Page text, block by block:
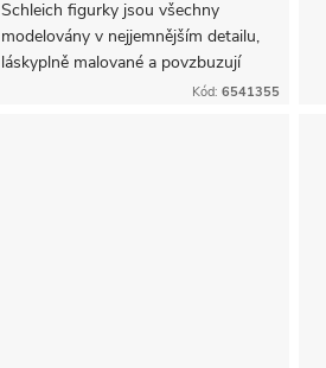
Schleich figurky jsou všechny
modelovány v nejjemnějším detailu,
láskyplně malované a povzbuzují
děti k tomu, aby hrály a zároveň se
Kód: 6541355